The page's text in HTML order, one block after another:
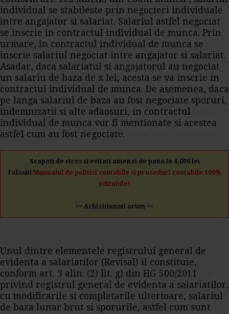
individual se stabileste prin negocieri individuale
intre angajator si salariat. Salariul astfel negociat
se inscrie in contractul individual de munca. Prin
urmare, in contractul individual de munca se
inscrie salariul negociat intre angajator si salariat.
Asadar, daca salariatul si angajatorul au negociat
un salariu de baza de x lei, acesta se va inscrie in
contractul individual de munca. De asemenea, daca
pe langa salariul de baza au fost negociate sporuri,
indemnizatii si alte adaosuri, in contractul
individual de munca vor fi mentionate si acestea
astfel cum au fost negociate.
Scapati de stres si evitati amenzi de pana la 4.000 lei
Folositi Manualul de politici contabile si proceduri contabile 100%
editabile!
>> Achizitionati acum <<
Unul dintre elementele registrului general de
evidenta a salariatilor (Revisal) il constituie,
conform art. 3 alin. (2) lit. g) din HG 500/2011
privind registrul general de evidenta a salariatilor,
cu modificarile si completarile ulterioare, salariul
de baza lunar brut si sporurile, astfel cum sunt